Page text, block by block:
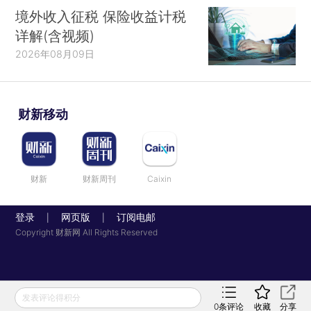
下面讨论这些属性，见图1。由于具有分枝状结
构，借用贝赫和加勒特（Bech and Garratt，
2017）在货币经济学中使用的植物学类比方法，我
定义一种支付工具的首要属性是类型，它要么
属于索取权类（claim），要么属于对象类
（object）。（*这里使用的术语略微不同于Kahn
and Roberds（2009）提出的术语，即基于账户和基
于代币的支付系统。这是为了更清楚地区分这一层
级的分类与所用的技术，因为“代币”一词通常表示
账户的技术这一争论引发了更多混淆（Milne，
境外收入征税 保险收益计税
详解(含视频)
2026年08月09日
财新移动
财新 财新周刊 Caixin
登录 网页版 订阅电邮
Copyright 财新网 All Rights Reserved
发表评论得积分
0条评论 收藏 分享